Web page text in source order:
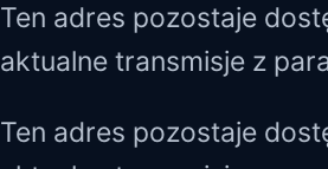
Ten adres pozostaje
aktualne transmisje z
Ten adres pozostaje